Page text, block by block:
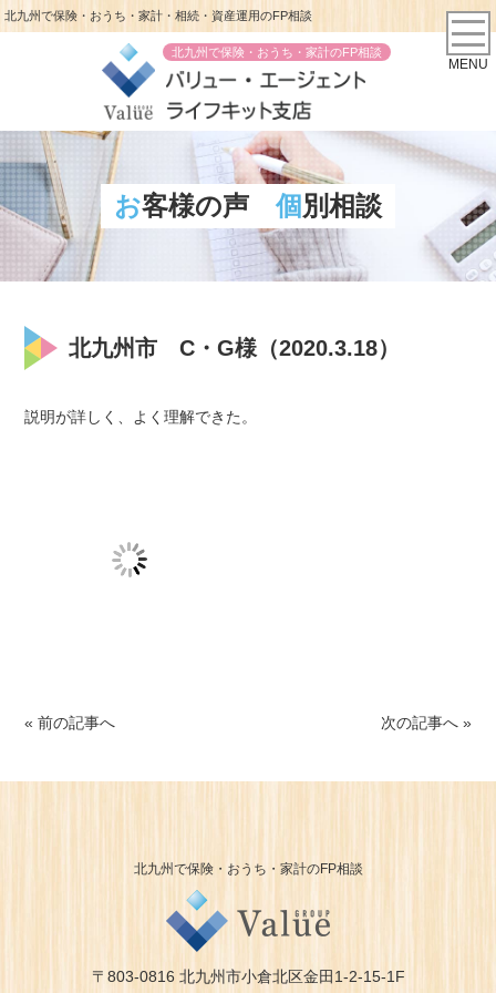
北九州で保険・おうち・家計・相続・資産運用のFP相談
北九州で保険・おうち・家計のFP相談
MENU
お客様の声 個別相談
北九州市 C・G様（2020.3.18）
説明が詳しく、よく理解できた。
« 前の記事へ 次の記事へ »
北九州で保険・おうち・家計のFP相談
〒803-0816 北九州市小倉北区金田1-2-15-1F